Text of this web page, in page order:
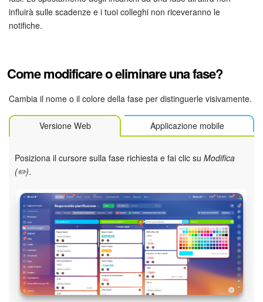
influirà sulle scadenze e i tuoi colleghi non riceveranno le
notifiche.
Come modificare o eliminare una fase?
Cambia il nome o il colore della fase per distinguerle visivamente.
Versione Web Applicazione mobile
Posiziona il cursore sulla fase richiesta e fai clic su Modifica
(✏️).